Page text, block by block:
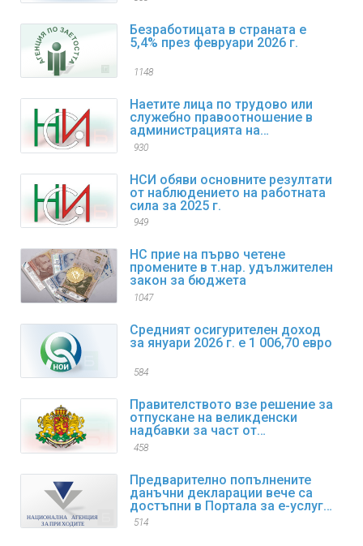
Безработицата в страната е
5,4% през февруари 2026 г.
1148
Наетите лица по трудово или
служебно правоотношение в
администрацията на
изпълнителната власт към края
930
НСИ обяви основните резултати
от наблюдението на работната
сила за 2025 г.
949
НС прие на първо четене
промените в т.нар. удължителен
закон за бюджета
1047
Средният осигурителен доход
за януари 2026 г. е 1 006,70 евро
584
Правителството взе решение за
отпускане на великденски
надбавки за част от
пенсионерите
458
Предварително попълнените
данъчни декларации вече са
достъпни в Портала за е-услуги
на НАП
514